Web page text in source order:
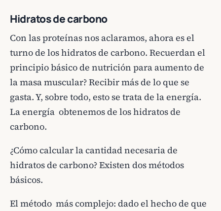
Hidratos de carbono
Con las proteínas nos aclaramos, ahora es el
turno de los hidratos de carbono. Recuerdan el
principio básico de nutrición para aumento de
la masa muscular? Recibir más de lo que se
gasta. Y, sobre todo, esto se trata de la energía.
La energía obtenemos de los hidratos de
carbono.
¿Cómo calcular la cantidad necesaria de
hidratos de carbono? Existen dos métodos
básicos.
El método más complejo: dado el hecho de que